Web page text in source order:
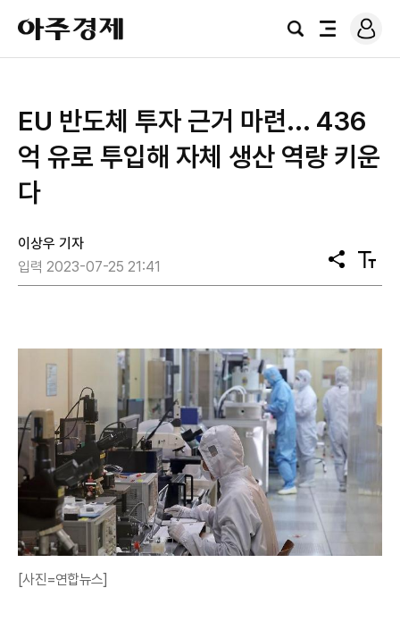
아
주
경
검
전
로
그
​EU 반도체 투자 근거 마련... 436
억 유로 투입해 자체 생산 역량 키운
다
이상우 기자
입력 2023-07-25 21:41
공
유
텍
스
[사진=연합뉴스]